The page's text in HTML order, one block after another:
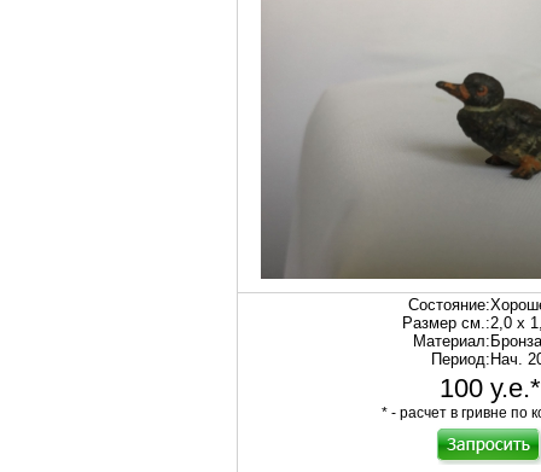
Состояние:
Размер см.:2,0 х
Материал: Бронза
Период: Нач.
100 у.е.*
* - расчет в гривне по